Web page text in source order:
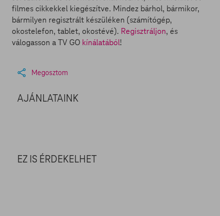
filmes cikkekkel kiegészítve. Mindez bárhol, bármikor,
bármilyen regisztrált készüléken (számítógép,
okostelefon, tablet, okostévé). Regisztráljon, és
válogasson a TV GO kínálatából!
Megosztom
AJÁNLATAINK
EZ IS ÉRDEKELHET